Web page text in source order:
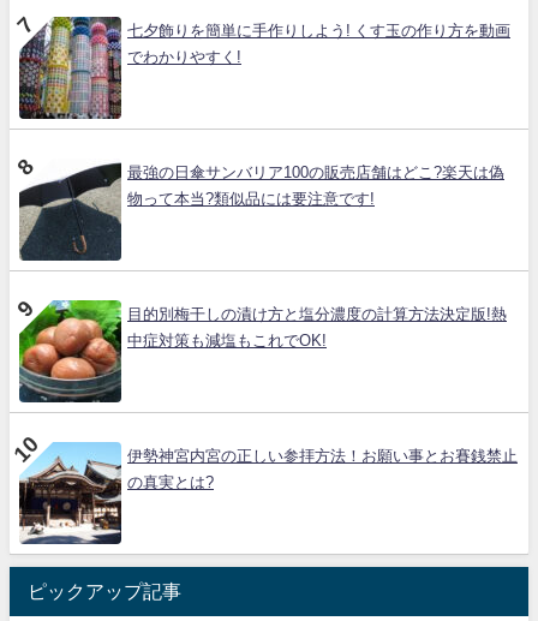
七夕飾りを簡単に手作りしよう! くす玉の作り方を動画
でわかりやすく!
最強の日傘サンバリア100の販売店舗はどこ?楽天は偽
物って本当?類似品には要注意です!
目的別梅干しの漬け方と塩分濃度の計算方法決定版!熱
中症対策も減塩もこれでOK!
伊勢神宮内宮の正しい参拝方法！お願い事とお賽銭禁止
の真実とは?
ピックアップ記事